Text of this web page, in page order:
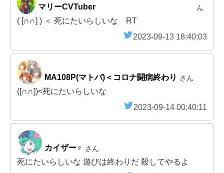
マリーCVTuber
ん
( [∩∩] ) ＜ 死にたいらしいな RT
2023-09-13 18:40:03
MA108P(マトバ)＜コロナ闘病終わり さん
([∩∩])<死にたいらしいな
2023-09-14 00:40:11
カイザー♀ さん
死にたいらしいな 遊びは終わりだ 殺してやるよ